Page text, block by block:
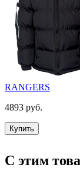
RANGERS
4893 руб.
Купить
С этим